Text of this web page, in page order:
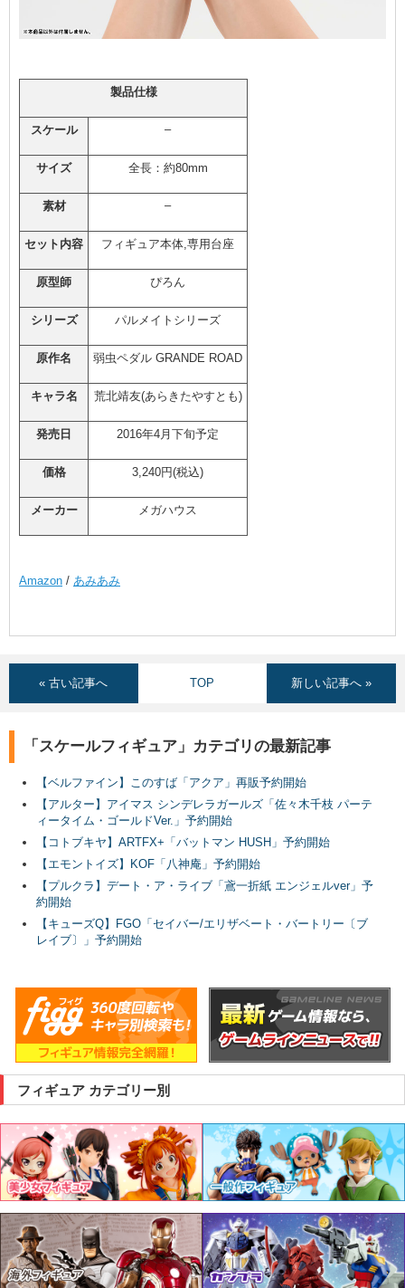
製品仕様
スケール –
サイズ 全長：約80mm
素材 –
セット内容 フィギュア本体,専用台座
原型師 ぴろん
シリーズ パルメイトシリーズ
原作名 弱虫ペダル GRANDE ROAD
キャラ名 荒北靖友(あらきたやすとも)
発売日 2016年4月下旬予定
価格 3,240円(税込)
メーカー メガハウス
Amazon / あみあみ
« 古い記事へ TOP 新しい記事へ »
「スケールフィギュア」カテゴリの最新記事
【ベルファイン】このすば「アクア」再販予約開始
【アルター】アイマス シンデレラガールズ「佐々木千枝 パーテ
ィータイム・ゴールドVer.」予約開始
【コトブキヤ】ARTFX+「バットマン HUSH」予約開始
【エモントイズ】KOF「八神庵」予約開始
【プルクラ】デート・ア・ライブ「鳶一折紙 エンジェルver」予
約開始
【キューズQ】FGO「セイバー/エリザベート・バートリー〔ブ
レイブ〕」予約開始
フィギュア カテゴリー別